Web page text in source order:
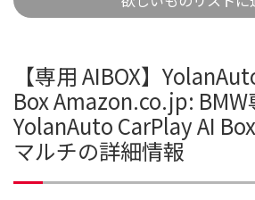
【専用 AIBOX】
Box Amazon.co.jp: BMW
YolanAuto CarPlay AI
マルチの詳細情報